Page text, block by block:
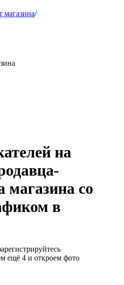
магазина/
на
магазина со
в
ещё 4 и откроем фото